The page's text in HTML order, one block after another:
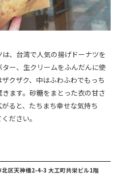
、台湾で人気の揚げドーナツを
ー、生クリームをふんだんに使
クザク、中はふわふわでもっち
ます。砂糖をまとった衣の甘さ
ると、たちまち幸せな気持ち
ださい。
北区天神橋2-4-3 大工町共栄ビル1階